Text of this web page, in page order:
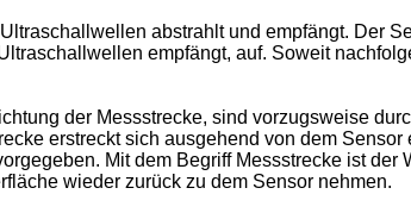
abstrahlt und empfängt. Der
empfängt, auf. Soweit
der Messstrecke, sind vorzugsweise
erstreckt sich ausgehend von dem
Mit dem Begriff Messstrecke ist
wieder zurück zu dem Sensor nehmen.